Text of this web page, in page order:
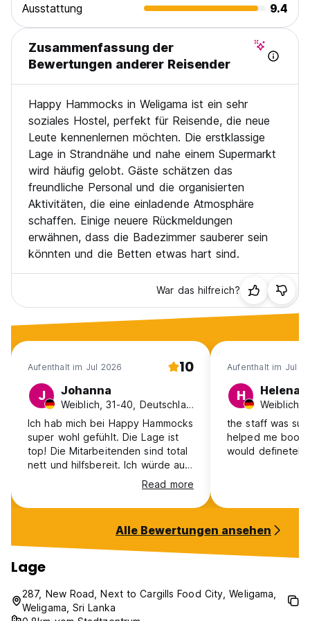
Ausstattung
9.4
Zusammenfassung der
Bewertungen anderer Reisender
Happy Hammocks in Weligama ist ein sehr
soziales Hostel, perfekt für Reisende, die neue
Leute kennenlernen möchten. Die erstklassige
Lage in Strandnähe und nahe einem Supermarkt
wird häufig gelobt. Gäste schätzen das
freundliche Personal und die organisierten
Aktivitäten, die eine einladende Atmosphäre
schaffen. Einige neuere Rückmeldungen
erwähnen, dass die Badezimmer sauberer sein
könnten und die Betten etwas hart sind.
War das hilfreich?
Aufenthalt im Jul 2026 10
J Johanna
Weiblich, 31-40, Deutschland
Ich hab mich bei Happy Hammocks
super wohl gefühlt. Die Lage ist
top! Die Mitarbeitenden sind total
nett und hilfsbereit. Ich würde auf
jeden Fall wiederkommen :)Read more
Aufenthalt im Jul
H Helena
the staff was
helped me book
would definetely
Alle Bewertungen ansehen
Lage
287, New Road, Next to Cargills Food City, Weligama,
Weligama, Sri Lanka